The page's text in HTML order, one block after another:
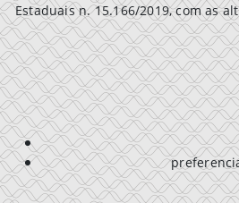
Estaduais n. 15.166/2019, com as